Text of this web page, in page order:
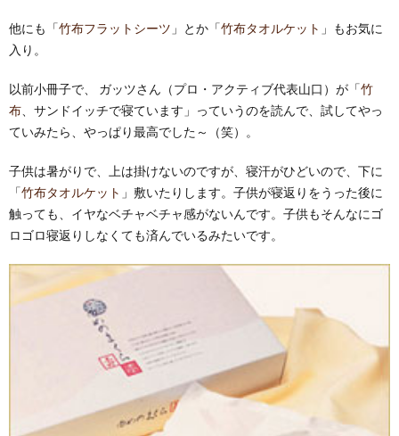
他にも「竹布フラットシーツ 」とか「竹布タオルケット 」もお気に
入り。
以前小冊子で、 ガッツさん（プロ・アクティブ代表山口）が「竹
布 、サンドイッチで寝ています」っていうのを読んで、試してやっ
ていみたら、やっぱり最高でした～（笑）。
子供は暑がりで、上は掛けないのですが、寝汗がひどいので、下に
「竹布タオルケット 」敷いたりします。子供が寝返りをうった後に
触っても、イヤなベチャベチャ感がないんです。子供もそんなにゴ
ロゴロ寝返りしなくても済んでいるみたいです。